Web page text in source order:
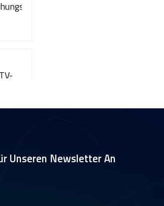
Unseren Newsletter An